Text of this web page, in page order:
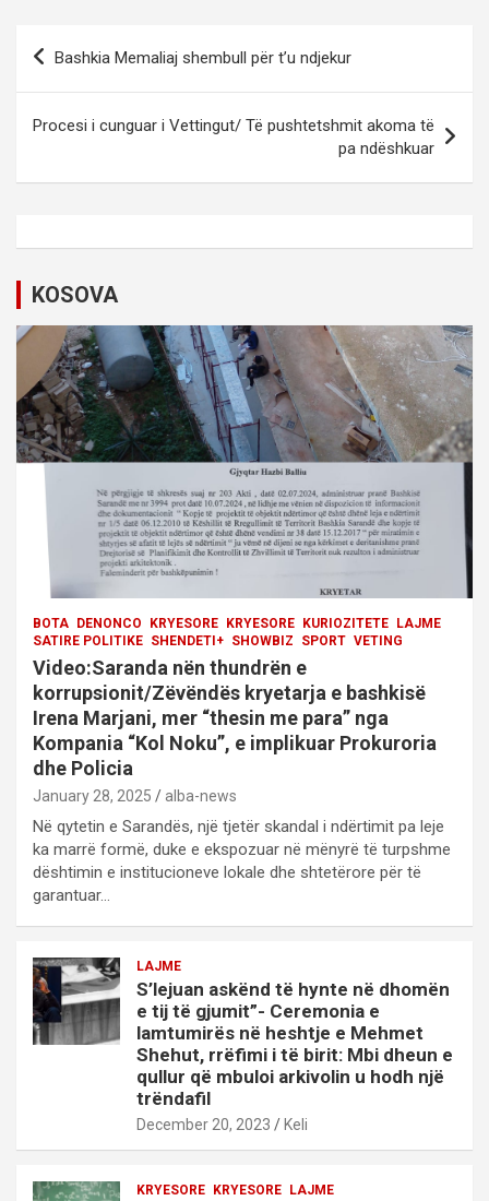
n
v
i
g
a
t
i
o
Bashkia Memaliaj shembull për t’u ndjekur
Procesi i cunguar i Vettingut/ Të pushtetshmit akoma të
pa ndëshkuar
KOSOVA
BOTA DENONCO KRYESORE KRYESORE KURIOZITETE
LAJME
SATIRE POLITIKE SHENDETI+ SHOWBIZ SPORT VETING
Video:Saranda nën thundrën e
korrupsionit/Zëvëndës kryetarja e bashkisë
Irena Marjani, mer “thesin me para” nga
Kompania “Kol Noku”, e implikuar Prokuroria
dhe Policia
January 28, 2025 alba-news
Në qytetin e Sarandës, një tjetër skandal i ndërtimit pa leje
ka marrë formë, duke e ekspozuar në mënyrë të turpshme
dështimin e institucioneve lokale dhe shtetërore për të
garantuar…
LAJME
S’lejuan askënd të hynte në dhomën
e tij të gjumit”- Ceremonia e
lamtumirës në heshtje e Mehmet
Shehut, rrëfimi i të birit: Mbi dheun e
qullur që mbuloi arkivolin u hodh një
trëndafil
December 20, 2023 Keli
KRYESORE KRYESORE LAJME